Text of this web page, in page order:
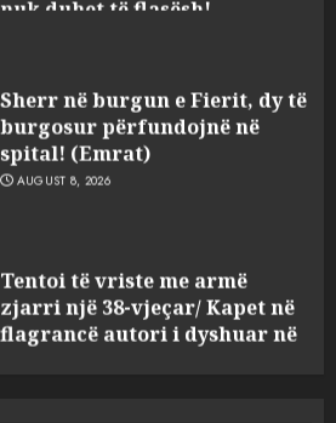
spital! (Emrat)
AUGUST 8, 2026
flagrancë autori i dyshuar në
Kavajë! (Emrat)
AUGUST 8, 2026